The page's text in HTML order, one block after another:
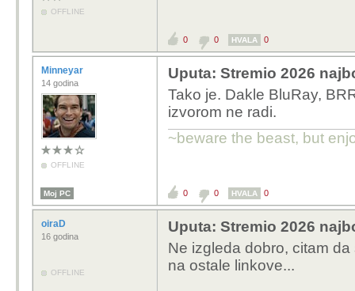
OFFLINE
0 0 HVALA 0
Minneyar
14 godina
OFFLINE
Uputa: Stremio 2026
Tako je. Dakle BluRay,
izvorom ne radi.
~beware the beast, but
Moj PC 0 0 HVALA 0
oiraD
16 godina
OFFLINE
Uputa: Stremio 2026
Ne izgleda dobro, citam
na ostale linkove...